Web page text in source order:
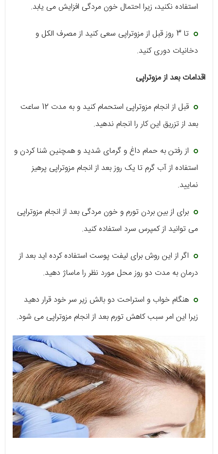
استفاده نکنید، زیرا احتمال خون مردگی افزایش می یابد.
تا 3 روز قبل از مزوتراپی سعی کنید از مصرف الکل و
دخانیات دوری کنید.
اقدامات بعد از مزوتراپی
قبل از انجام مزوتراپی استحمام کنید و به مدت 12 ساعت
بعد از تزریق این کار را انجام ندهید.
از رفتن به حمام داغ و گرمای شدید و همچنین شنا کردن و
استفاده از آب گرم تا یک روز بعد از انجام مزوتراپی پرهیز
نمایید.
برای از بین بردن تورم و خون مردگی بعد از انجام مزوتراپی
می توانید از کمپرس سرد استفاده کنید.
اگر از این روش برای لیفت پوست استفاده کرده اید بعد از
درمان به مدت دو روز محل مورد نظر را ماساژ دهید.
هنگام خواب و استراحت دو بالش زیر سر خود قرار دهید
زیرا این امر سبب کاهش تورم بعد از انجام مزوتراپی می شود.